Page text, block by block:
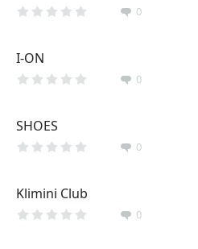
0
I-ON
0
SHOES
0
Klimini Club
0